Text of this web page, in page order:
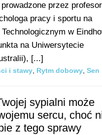
prowadzone przez
pracy i sportu na
w
na Uniwersytecie
[...]
i stawy, Rytm dobowy, Sen
sypialni może
sercu, choć
z tego sprawy